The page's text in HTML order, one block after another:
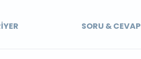
SORU & CEVAP